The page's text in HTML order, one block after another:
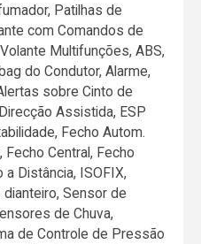
Patilhas de
com Comandos de
Multifunções, ABS,
do Condutor, Alarme,
sobre Cinto de
Assistida, ESP
Fecho Autom.
Central, Fecho
Distância, ISOFIX,
Sensor de
de Chuva,
de Controle de Pressão